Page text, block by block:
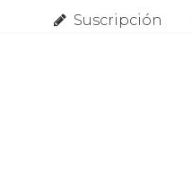
Suscripción